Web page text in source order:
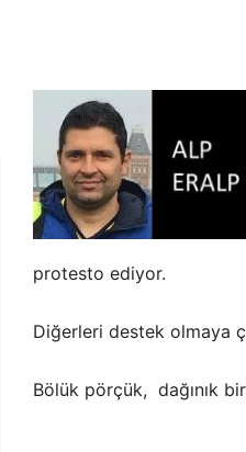
protesto ediyor.
Diğerleri destek olmaya
Bölük pörçük, dağınık